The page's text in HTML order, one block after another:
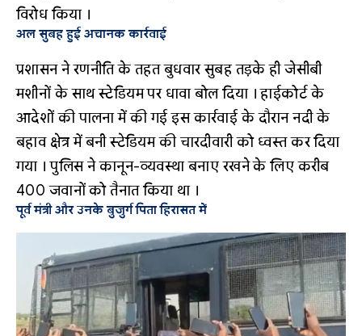
विरोध किया ।
अल सुबह हुई अचानक कार्रवाई
प्रशासन ने रणनीति के तहत बुधवार सुबह तड़के ही जेसीबी
मशीनों के साथ स्टेडियम पर धावा बोल दिया । हाईकोर्ट के
आदेशों की पालना में की गई इस कार्रवाई के दौरान नदी के
बहाव क्षेत्र में बनी स्टेडियम की चारदीवारी को ध्वस्त कर दिया
गया । पुलिस ने कानून-व्यवस्था बनाए रखने के लिए करीब
400 जवानों को तैनात किया था ।
पूर्व मंत्री और उनके बुजुर्ग पिता हिरासत में